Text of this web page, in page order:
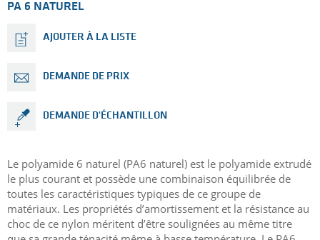
PA 6 NATUREL
AJOUTER À LA LISTE
DEMANDE DE PRIX
DEMANDE D'ÉCHANTILLON
Le polyamide 6 naturel (PA6 naturel) est le polyamide extrudé
le plus courant et possède une combinaison équilibrée de
toutes les caractéristiques typiques de ce groupe de
matériaux. Les propriétés d’amortissement et la résistance au
choc de ce nylon méritent d’être soulignées au même titre